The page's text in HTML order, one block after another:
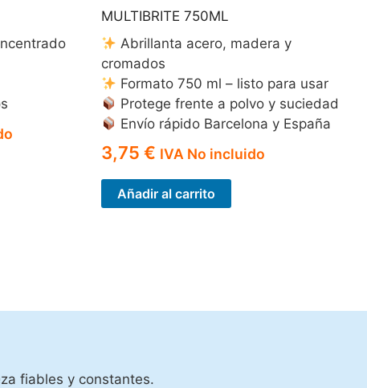
MULTIBRITE 750ML
Abrillanta acero, madera y
cromados
Formato 750 ml – listo para usar
Protege frente a polvo y suciedad
Envío rápido Barcelona y España
3,75 € IVA No incluido
Añadir al carrito
fiables y constantes.